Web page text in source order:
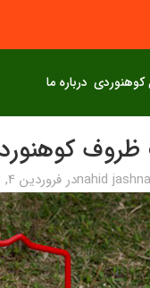
کوهنوردی درباره ما
کوهنوردی
nahidدر فروردین 4, 1403